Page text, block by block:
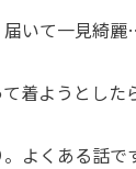
いて一見綺麗
着ようとした
よくある話で